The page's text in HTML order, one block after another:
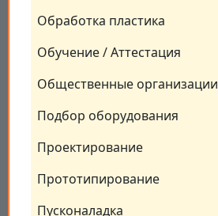
Обработка пластика
Обучение / Аттестация
Общественные организации
Подбор оборудования
Проектирование
Прототипирование
Пусконаладка